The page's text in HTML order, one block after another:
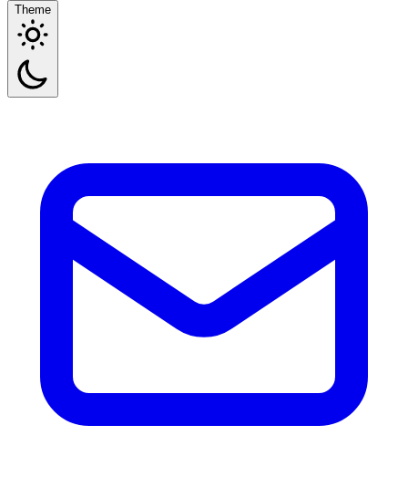
Theme